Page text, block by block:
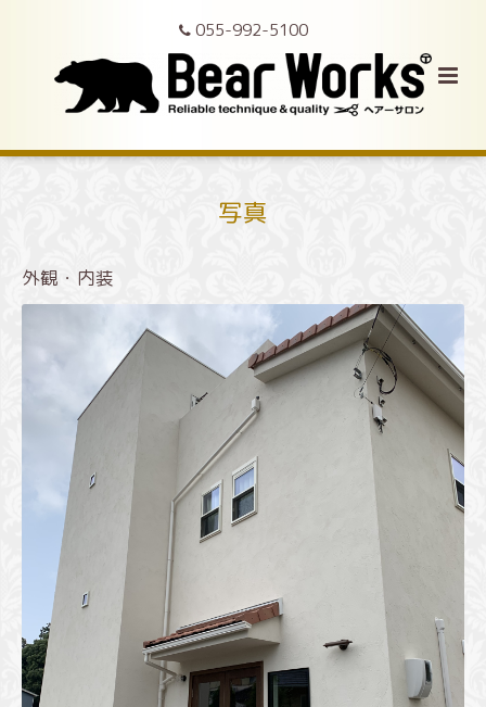
055-992-5100
写真
外観・内装